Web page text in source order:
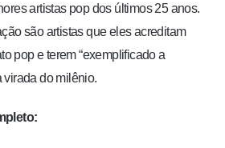
artistas pop dos últimos 25 anos.
são artistas que eles acreditam
pop e terem “exemplificado a
virada do milênio.